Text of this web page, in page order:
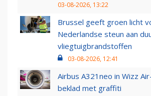
03-08-2026, 13:22
Brussel geeft groen licht
Nederlandse steun aan
vliegtuigbrandstoffen
03-08-2026, 12:41
Airbus A321neo in Wizz
beklad met graffiti